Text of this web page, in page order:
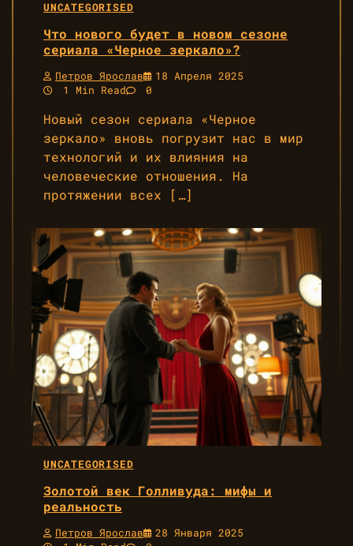
UNCATEGORISED
Что нового будет в новом сезоне
сериала «Черное зеркало»?
Петров Ярослав
18 Апреля 2025
1 Min Read
0
Новый сезон сериала «Черное
зеркало» вновь погрузит нас в мир
технологий и их влияния на
человеческие отношения. На
протяжении всех […]
UNCATEGORISED
Золотой век Голливуда: мифы и
реальность
Петров Ярослав
28 Января 2025